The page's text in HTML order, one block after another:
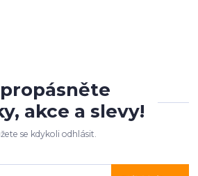
akce a slevy!
se kdykoli odhlásit.